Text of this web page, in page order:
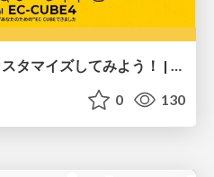
0 130